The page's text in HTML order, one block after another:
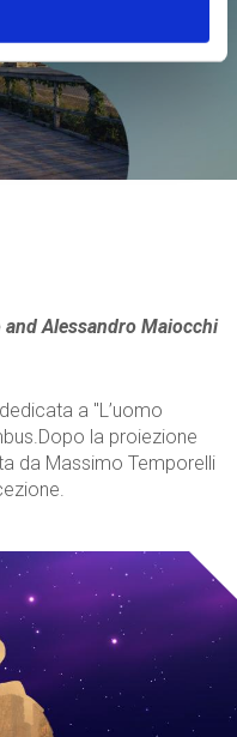
andAlessandro Maiocchi
a "L’uomo
la proiezione
da Massimo Temporelli